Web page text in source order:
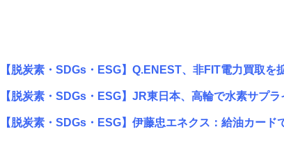
【脱炭素・SDGs・ESG】Q.ENEST、非FIT電力買取を
【脱炭素・SDGs・ESG】JR東日本、高輪で水素サプラ
【脱炭素・SDGs・ESG】伊藤忠エネクス：給油カー